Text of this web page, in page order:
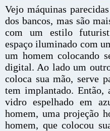
Vejo máquinas
dos bancos, mas são
com um estilo
espaço iluminado com
um homem colocando
digital. Ao lado um
coloca sua mão, serve
tem implantado. Então,
vidro espelhado em
homem, uma projeção
homem, que colocou